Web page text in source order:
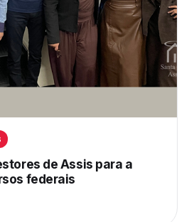
de Assis para a
federais